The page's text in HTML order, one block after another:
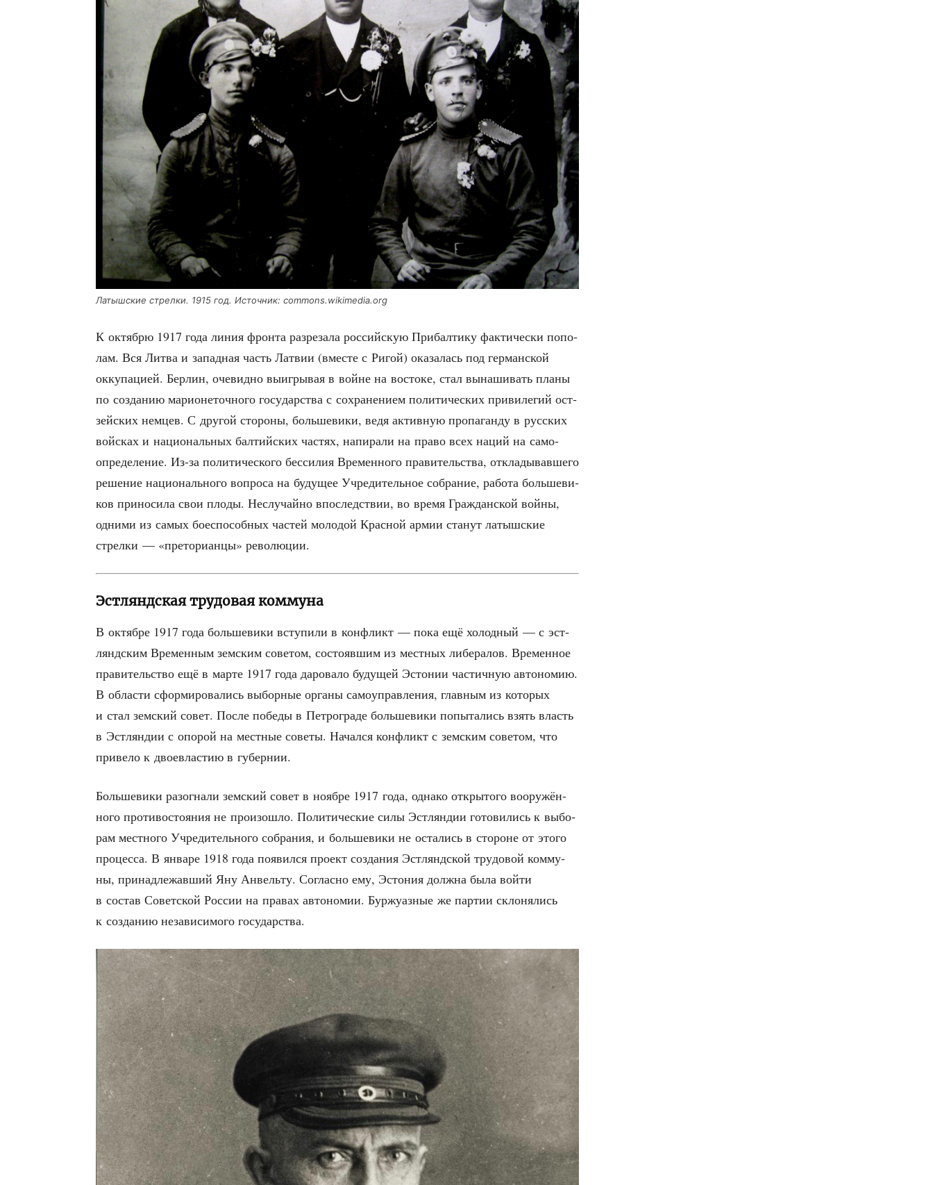
Латыш­ские стрел­ки. 1915 год. Источ­ник: commons.wikimedia.org
К октяб­рю 1917 года линия фрон­та раз­ре­за­ла рос­сий­скую При­бал­ти­ку фак­ти­че­ски попо­
лам. Вся Лит­ва и запад­ная часть Лат­вии (вме­сте с Ригой) ока­за­лась под гер­ман­ской
окку­па­ци­ей. Бер­лин, оче­вид­но выиг­ры­вая в войне на восто­ке, стал вына­ши­вать пла­ны
по созда­нию мари­о­не­точ­но­го госу­дар­ства с сохра­не­ни­ем поли­ти­че­ских при­ви­ле­гий ост­
зей­ских нем­цев. С дру­гой сто­ро­ны, боль­ше­ви­ки, ведя актив­ную про­па­ган­ду в рус­ских
вой­сках и наци­о­наль­ных бал­тий­ских частях, напи­ра­ли на пра­во всех наций на само­
опре­де­ле­ние. Из-за поли­ти­че­ско­го бес­си­лия Вре­мен­но­го пра­ви­тель­ства, откла­ды­вав­ше­го
реше­ние наци­о­наль­но­го вопро­са на буду­щее Учре­ди­тель­ное собра­ние, рабо­та боль­ше­ви­
ков при­но­си­ла свои пло­ды. Неслу­чай­но впо­след­ствии, во вре­мя Граж­дан­ской вой­ны,
одни­ми из самых бое­спо­соб­ных частей моло­дой Крас­ной армии ста­нут латыш­ские
стрел­ки — «пре­то­ри­ан­цы» революции.
Эстляндская трудовая коммуна
В октяб­ре 1917 года боль­ше­ви­ки всту­пи­ли в кон­фликт — пока ещё холод­ный — с эст­
лянд­ским Вре­мен­ным зем­ским сове­том, состо­яв­шим из мест­ных либе­ра­лов. Вре­мен­ное
пра­ви­тель­ство ещё в мар­те 1917 года даро­ва­ло буду­щей Эсто­нии частич­ную авто­но­мию.
В обла­сти сфор­ми­ро­ва­лись выбор­ные орга­ны само­управ­ле­ния, глав­ным из кото­рых
и стал зем­ский совет. После побе­ды в Пет­ро­гра­де боль­ше­ви­ки попы­та­лись взять власть
в Эст­лян­дии с опо­рой на мест­ные сове­ты. Начал­ся кон­фликт с зем­ским сове­том, что
при­ве­ло к двое­вла­стию в губернии.
Боль­ше­ви­ки разо­гна­ли зем­ский совет в нояб­ре 1917 года, одна­ко откры­то­го воору­жён­
но­го про­ти­во­сто­я­ния не про­изо­шло. Поли­ти­че­ские силы Эст­лян­дии гото­ви­лись к выбо­
рам мест­но­го Учре­ди­тель­но­го собра­ния, и боль­ше­ви­ки не оста­лись в сто­роне от это­го
про­цес­са. В янва­ре 1918 года появил­ся про­ект созда­ния Эст­лянд­ской тру­до­вой ком­му­
ны, при­над­ле­жав­ший Яну Анвель­ту. Соглас­но ему, Эсто­ния долж­на была вой­ти
в состав Совет­ской Рос­сии на пра­вах авто­но­мии. Бур­жу­аз­ные же пар­тии скло­ня­лись
к созда­нию неза­ви­си­мо­го государства.